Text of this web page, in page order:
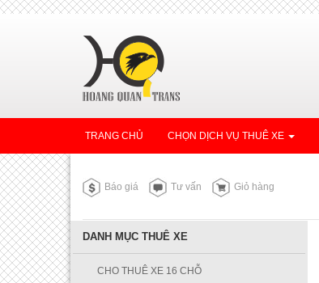
TRANG CHỦ CHỌN DỊCH VỤ THUÊ XE
Báo giá Tư vấn
Giỏ hàng
DANH MỤC THUÊ XE
CHO THUÊ XE 16 CHỖ